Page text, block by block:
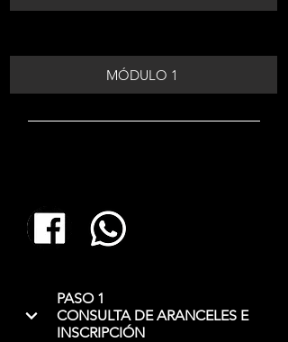
MÓDULO 1
PASO 1
CONSULTA DE ARANCELES E
INSCRIPCIÓN